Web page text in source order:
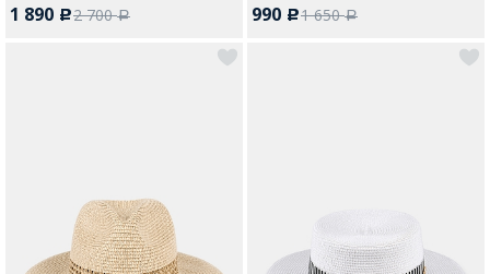
1 890 c2 700a 990 c1 650a